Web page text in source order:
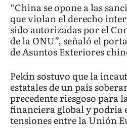
“China se opone a las
que violan el derecho
sido autorizadas por el
de la ONU”, señaló el
de Asuntos Exteriores
Pekín sostuvo que la
estatales de un país
precedente riesgoso para
financiera global y podría
tensiones entre la Unión